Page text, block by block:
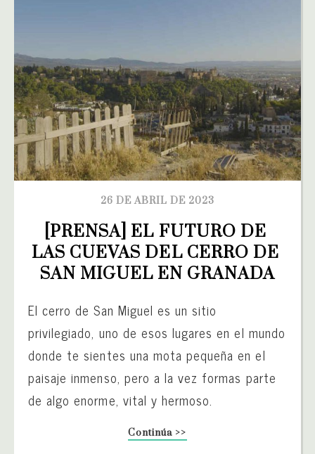
26 DE ABRIL DE 2023
[PRENSA] EL FUTURO DE
LAS CUEVAS DEL CERRO DE
SAN MIGUEL EN GRANADA
El cerro de San Miguel es un sitio
privilegiado, uno de esos lugares en el mundo
donde te sientes una mota pequeña en el
paisaje inmenso, pero a la vez formas parte
de algo enorme, vital y hermoso.
Continúa >>